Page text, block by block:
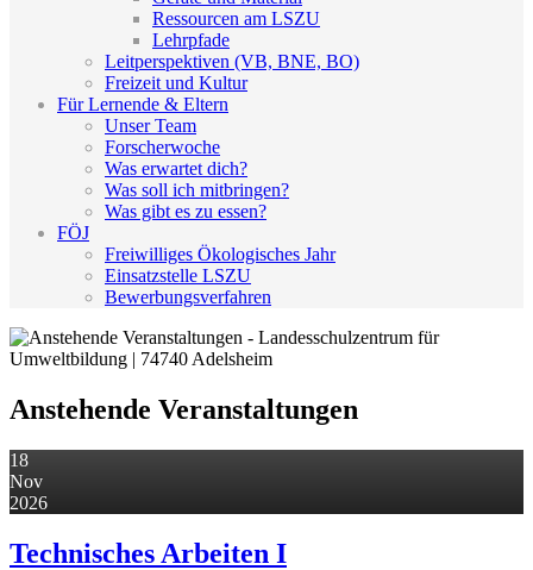
Ressourcen am LSZU
Lehrpfade
Leitperspektiven (VB, BNE, BO)
Freizeit und Kultur
Für Lernende & Eltern
Unser Team
Forscherwoche
Was erwartet dich?
Was soll ich mitbringen?
Was gibt es zu essen?
FÖJ
Freiwilliges Ökologisches Jahr
Einsatzstelle LSZU
Bewerbungsverfahren
Anstehende Veranstaltungen
18
Nov
2026
Technisches Arbeiten I